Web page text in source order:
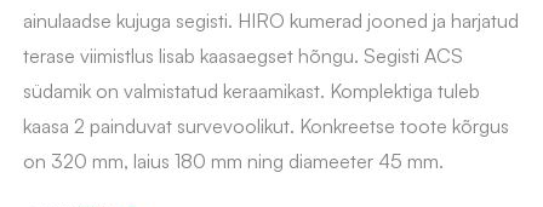
ainulaadse kujuga segisti. HIRO kumerad jooned ja harjatud
terase viimistlus lisab kaasaegset hõngu. Segisti ACS
südamik on valmistatud keraamikast. Komplektiga tuleb
kaasa 2 painduvat survevoolikut. Konkreetse toote kõrgus
on 320 mm, laius 180 mm ning diameeter 45 mm.